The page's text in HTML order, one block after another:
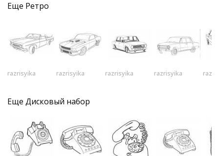
Еще Ретро
razrisyika razrisyika razrisyika razrisyika
Еще Дисковый набор